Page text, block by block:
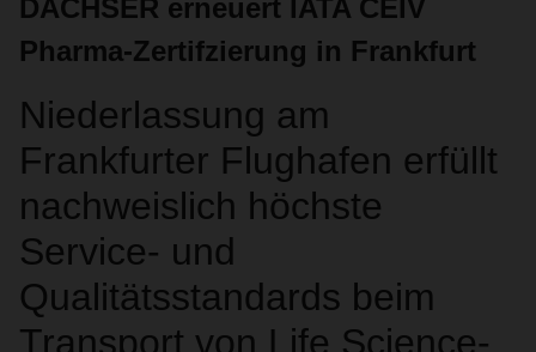
DACHSER erneuert IATA CEIV
Pharma-Zertifzierung in Frankfurt
Niederlassung am
Frankfurter Flughafen erfüllt
nachweislich höchste
Service- und
Qualitätsstandards beim
Transport von Life Science-